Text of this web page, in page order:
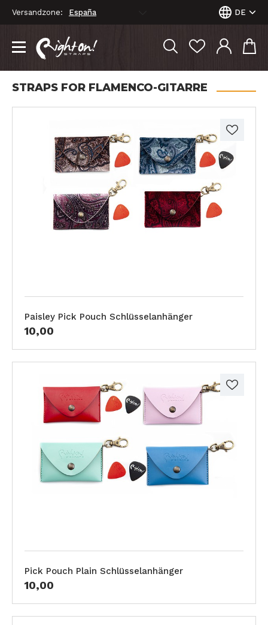
Versandzone: DE
STRAPS FOR FLAMENCO-GITARRE
Paisley Pick Pouch Schlüsselanhänger
10,00
Pick Pouch Plain Schlüsselanhänger
10,00